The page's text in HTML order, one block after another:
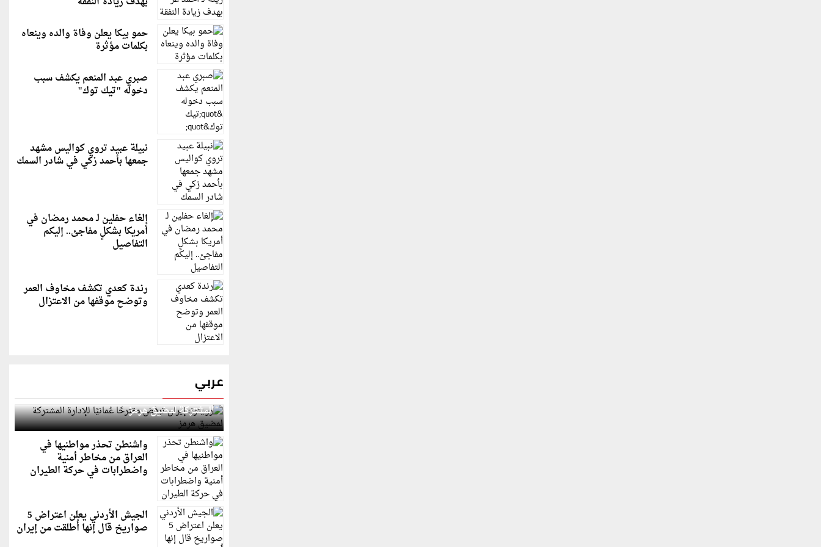
حمو بيكا يعلن وفاة والده وينعاه
بكلمات مؤثرة
صبري عبد المنعم يكشف سبب
دخوله "تيك توك"
نبيلة عبيد تروي كواليس مشهد
جمعها بأحمد زكي في شادر السمك
إلغاء حفلين لـ محمد رمضان في
أمريكا بشكلٍ مفاجئ.. إليكم
التفاصيل
رندة كعدي تكشف مخاوف العمر
وتوضح موقفها من الاعتزال
عربي
رويترز: إيران ترفض مقترحًا عُمانيًا للإدارة
المشتركة لمضيق هرمز
واشنطن تحذر مواطنيها في
العراق من مخاطر أمنية
واضطرابات في حركة الطيران
الجيش الأردني يعلن اعتراض 5
صواريخ قال إنها أُطلقت من إيران